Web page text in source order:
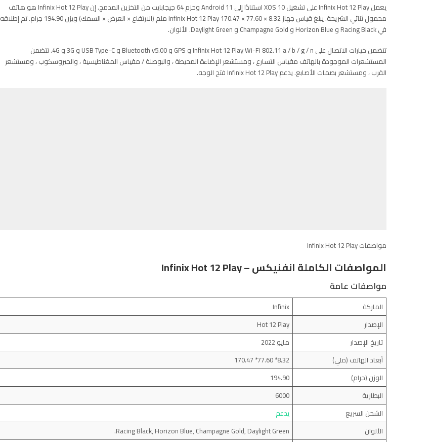
يعمل Infinix Hot 12 Play على تشغيل XOS 10 استنادًا إلى Android 11 وحزم 64 جيجابايت من التخزين المدمج. إن Infinix Hot 12 Play هو هاتف
محمول ثنائي الشريحة. يبلغ قياس جهاز Infinix Hot 12 Play 170.47 × 77.60 × 8.32 ملم (الارتفاع × العرض × السمك) ويزن 194.90 جرام. تم إطلاقه
في Racing Black و Horizon Blue و Champagne Gold و Daylight Green. الألوان.
تتضمن خيارات الاتصال على Infinix Hot 12 Play Wi-Fi 802.11 a / b / g / n و GPS و Bluetooth v5.00 و USB Type-C و 3G و 4G. تتضمن
المستشعرات الموجودة بالهاتف مقياس التسارع ، ومستشعر الإضاءة المحيطة ، والبوصلة / مقياس المغناطيسية ، والجيروسكوب ، ومستشعر
القرب ، ومستشعر بصمات الأصابع. يدعم Infinix Hot 12 Play فتح الوجه.
مواصفات Infinix Hot 12 Play
المواصفات الكاملة انفنيكس – Infinix Hot 12 Play
مواصفات عامة
الماركة
Infinix
الإصدار
Hot 12 Play
تاريخ الإصدار
مايو 2022
أبعاد الهاتف (ملي)
8.32* 77.60* 170.47
الوزن (جرام)
194.90
البطارية
6000
الشحن السريع
يدعم
الألوان
Racing Black, Horizon Blue, Champagne Gold, Daylight Green.